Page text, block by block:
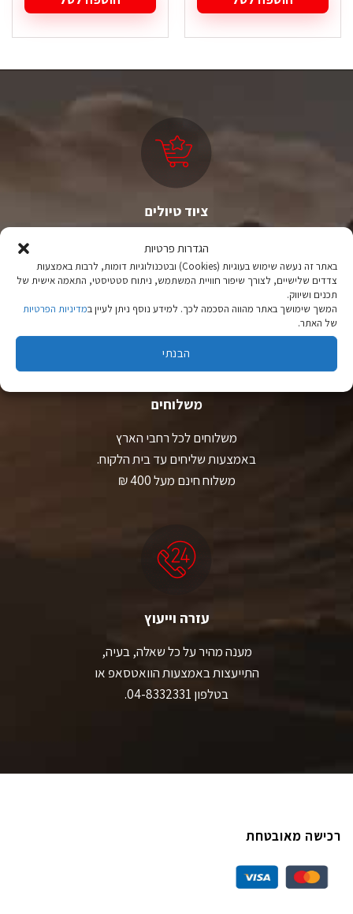
הגדרות פרטיות
באתר זה נעשה שימוש בעוגיות (Cookies) ובטכנולוגיות דומות, לרבות באמצעות
צדדים שלישיים, לצורך שיפור חוויית המשתמש, ניתוח סטטיסטי, התאמה אישית של
תכנים ושיווק.
המשך שימושך באתר מהווה הסכמה לכך. למידע נוסף ניתן לעיין במדיניות הפרטיות
של האתר.
הבנתי
ציוד טיולים
מהיבואן לצרכן
יבוא ישיר לצד מותגים מובילים במחירים ללא תחרות.
משלוחים
משלוחים לכל רחבי הארץ
באמצעות שליחים עד בית הלקוח.
משלוח חינם מעל 400 ₪
עזרה וייעוץ
מענה מהיר על כל שאלה, בעיה,
התייעצות באמצעות הוואטסאפ או
בטלפון 04-8332331.
רכישה מאובטחת